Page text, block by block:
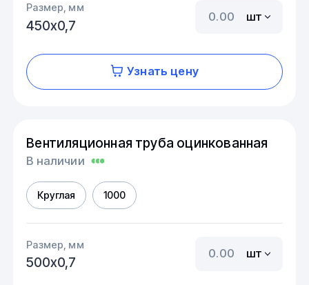
Размер, мм
450х0,7
шт
Узнать цену
Вентиляционная труба оцинкованная
В наличии
Круглая 1000
Размер, мм
500х0,7
шт